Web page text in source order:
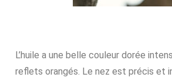
L’huile a une belle couleur dorée
reflets orangés. Le nez est précis et